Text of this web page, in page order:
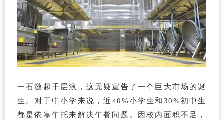
一石激起千层浪，这无疑宣告了一个巨大市场的诞
生。对于中小学来说，近 40%小学生和30%初中生
都是依靠午托来解决午餐问题。因校内面积不足，